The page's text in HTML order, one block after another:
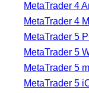
MetaTrader 4
MetaTrader 4
MetaTrader 5
MetaTrader 5
MetaTrader 5
MetaTrader 5